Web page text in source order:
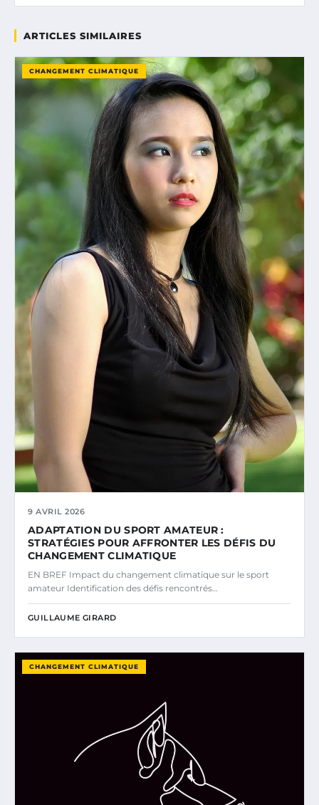
ARTICLES SIMILAIRES
CHANGEMENT CLIMATIQUE
9 AVRIL 2026
ADAPTATION DU SPORT AMATEUR :
STRATÉGIES POUR AFFRONTER LES DÉFIS DU
CHANGEMENT CLIMATIQUE
EN BREF Impact du changement climatique sur le sport
amateur Identification des défis rencontrés…
GUILLAUME GIRARD
CHANGEMENT CLIMATIQUE